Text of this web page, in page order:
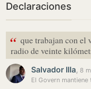
Declaraciones
“ que trabajan con el
radio de veinte
Salvador Illa, 8